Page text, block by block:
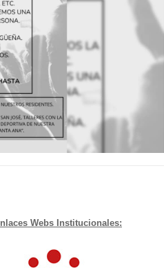
Webs Institucionales: